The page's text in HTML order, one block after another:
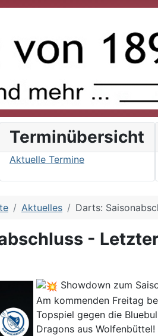
Terminübersicht
Aktuelle Termine
Aktuelles Darts:
-
Showdown zum
Am kommenden Freitag
Topspiel gegen die
Dragons aus Wolfenbüttel!